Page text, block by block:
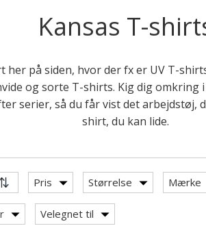
Kansas T-
her på siden, hvor der fx er UV T-
og sorte T-shirts. Kig dig
serier, så du får vist det arbejdstøj,
shirt, du kan lide.
Pris Størrelse Mærke
Velegnet til